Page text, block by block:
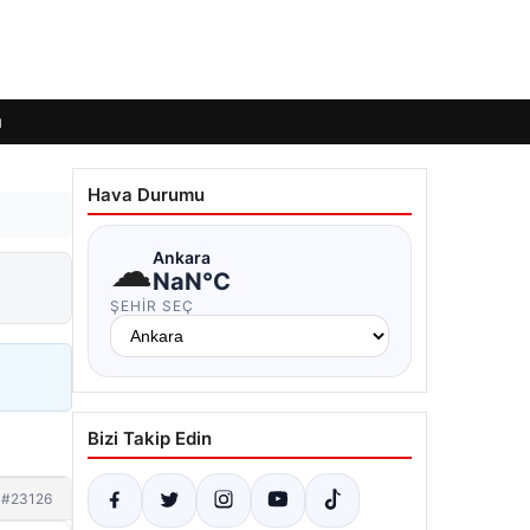
#23126
Hava Durumu
☁Ankara
NaN°C
ŞEHIR SEÇ
Bizi Takip Edin